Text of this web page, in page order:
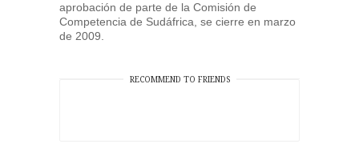
aprobación de parte de la Comisión de
Competencia de Sudáfrica, se cierre en marzo
de 2009.
RECOMMEND TO FRIENDS